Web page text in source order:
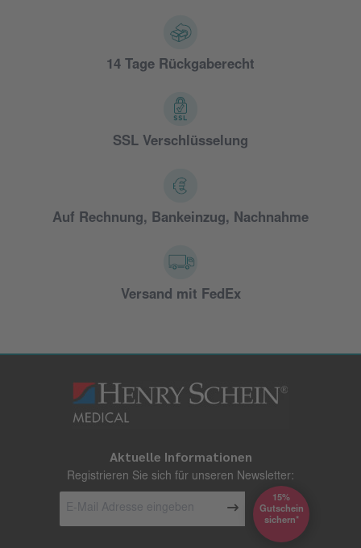
14 Tage Rückgaberecht
SSL Verschlüsselung
Auf Rechnung, Bankeinzug, Nachnahme
Versand mit FedEx
Aktuelle Informationen
Registrieren Sie sich für unseren Newsletter:
15%
Gutschein
*sichern